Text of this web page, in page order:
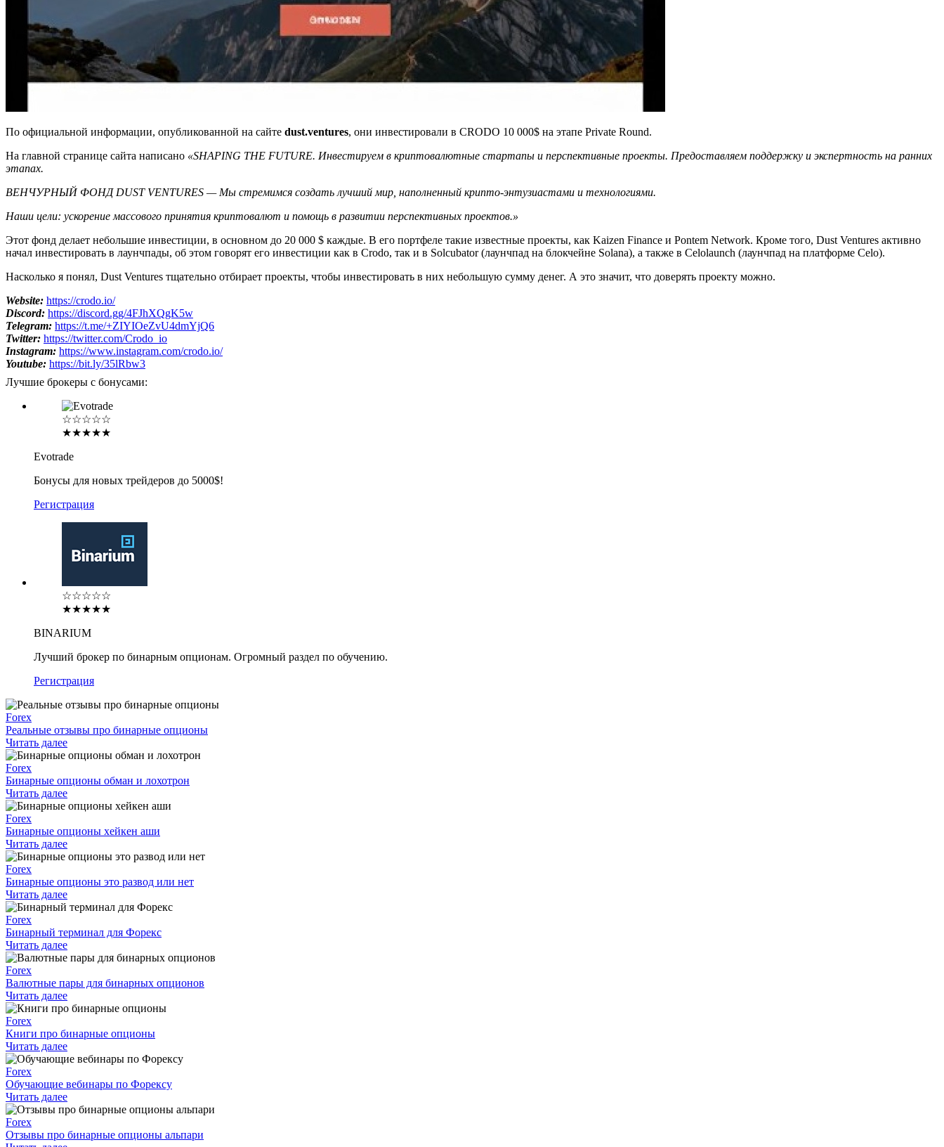
По официальной информации, опубликованной на сайте dust.ventures, они инвестировали в CRODO 10 000$ на этапе Private Round.
На главной странице сайта написано «SHAPING THE FUTURE. Инвестируем в криптовалютные стартапы и перспективные проекты. Предоставляем поддержку и экспертность на ранних
этапах.
ВЕНЧУРНЫЙ ФОНД DUST VENTURES — Мы стремимся создать лучший мир, наполненный крипто-энтузиастами и технологиями.
Наши цели: ускорение массового принятия криптовалют и помощь в развитии перспективных проектов.»
Этот фонд делает небольшие инвестиции, в основном до 20 000 $ каждые. В его портфеле такие известные проекты, как Kaizen Finance и Pontem Network. Кроме того, Dust Ventures активно
начал инвестировать в лаунчпады, об этом говорят его инвестиции как в Crodo, так и в Solcubator (лаунчпад на блокчейне Solana), а также в Celolaunch (лаунчпад на платформе Celo).
Насколько я понял, Dust Ventures тщательно отбирает проекты, чтобы инвестировать в них небольшую сумму денег. А это значит, что доверять проекту можно.
Website: https://crodo.io/
Discord: https://discord.gg/4FJhXQgK5w
Telegram: https://t.me/+ZIYIOeZvU4dmYjQ6
Twitter: https://twitter.com/Crodo_io
Instagram: https://www.instagram.com/crodo.io/
Youtube: https://bit.ly/35lRbw3
Лучшие брокеры с бонусами:
☆☆☆☆☆
★★★★★
Evotrade
Бонусы для новых трейдеров до 5000$!
Регистрация
☆☆☆☆☆
★★★★★
BINARIUM
Лучший брокер по бинарным опционам. Огромный раздел по обучению.
Регистрация
Forex
Реальные отзывы про бинарные опционы
Читать далее
Forex
Бинарные опционы обман и лохотрон
Читать далее
Forex
Бинарные опционы хейкен аши
Читать далее
Forex
Бинарные опционы это развод или нет
Читать далее
Forex
Бинарный терминал для Форекс
Читать далее
Forex
Валютные пары для бинарных опционов
Читать далее
Forex
Книги про бинарные опционы
Читать далее
Forex
Обучающие вебинары по Форексу
Читать далее
Forex
Отзывы про бинарные опционы альпари